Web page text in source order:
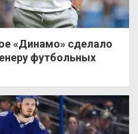
«Динамо» сделало
футбольных